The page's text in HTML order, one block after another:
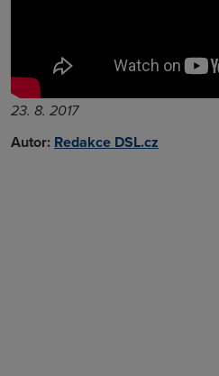
23. 8. 2017
Autor: Redakce DSL.cz